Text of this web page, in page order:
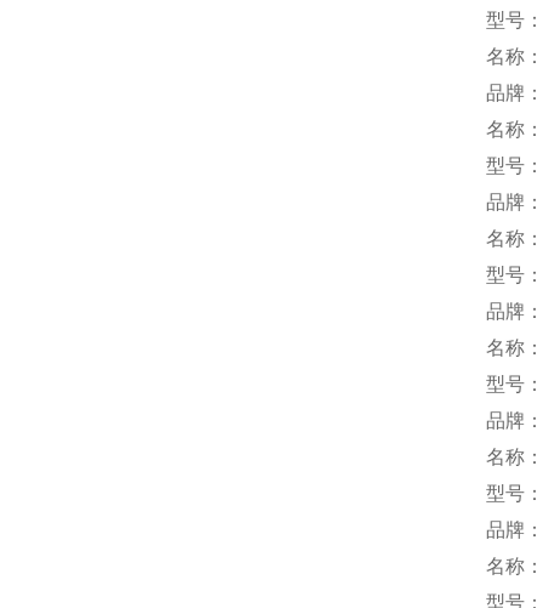
型号
名称
品牌
名称
型号
品牌
名称
型号
品牌
名称
型号
品牌
名称
型号
品牌
名称
型号